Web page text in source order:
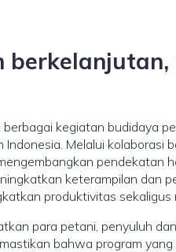
berbagai kegiatan budidaya
Melalui kolaborasi
keterampilan dan
produktivitas sekaligus
para petani, penyuluh
bahwa program